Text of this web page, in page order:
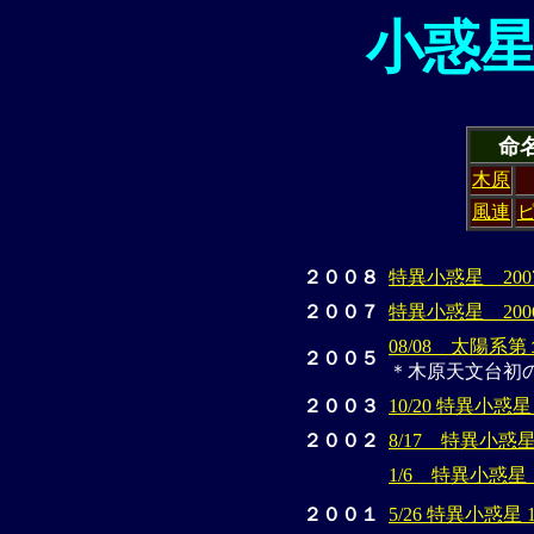
小惑
命
木原
風連
２００８
特異小惑星
２００７
特異小惑星
２００５
08/08 太陽系第
＊木原天文台初
２００３
10/20 特異小惑
２００２
8/17 特異小惑
1/6 特異小惑
２００１
5/26 特異小惑星